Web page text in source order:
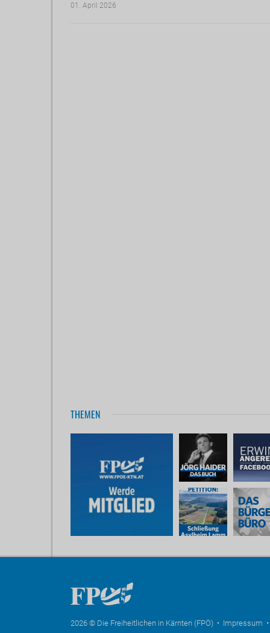
01. April 2026
THEMEN
2026 © Die Freiheitlichen in Kärnten (FPÖ) • Impressum •